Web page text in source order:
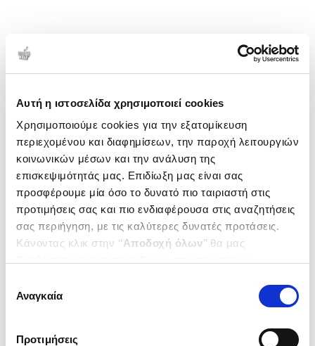
Αυτή η ιστοσελίδα χρησιμοποιεί cookies
Χρησιμοποιούμε cookies για την εξατομίκευση
περιεχομένου και διαφημίσεων, την παροχή λειτουργιών
κοινωνικών μέσων και την ανάλυση της
επισκεψιμότητάς μας. Επιδίωξη μας είναι σας
προσφέρουμε μία όσο το δυνατό πιο ταιριαστή στις
προτιμήσεις σας και πιο ενδιαφέρουσα στις αναζητήσεις
σας περιήγηση, με τις καλύτερες δυνατές προτάσεις.
Κάνοντας κλικ στην ‘’Αποδοχή όλων’’ θα μας
ενδιαφέρουν και να επιλέξετε από τα παρακάτω με την
΄΄και να ενημερωθείτε σχετικά με
συγκατάθεσης
Αναγκαία
Προτιμήσεις